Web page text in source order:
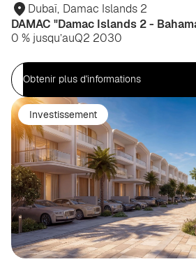
Dubaï, Damac Islands 2
DAMAC "Damac Islands 2 -
0 % jusqu’auQ2 2030
Obtenir plus d'informations
Investissement